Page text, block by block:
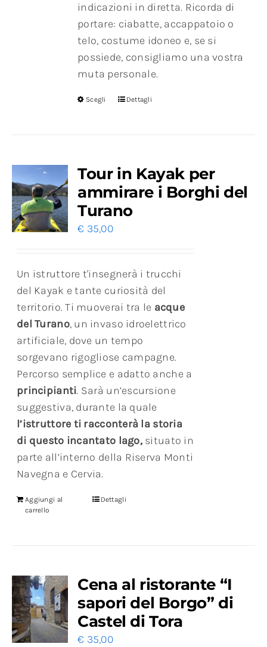
indicazioni in diretta. Ricorda di
portare: ciabatte, accappatoio o
telo, costume idoneo e, se si
possiede, consigliamo una vostra
muta personale.
Scegli Dettagli
Tour in Kayak per
ammirare i Borghi del
Turano
€ 35,00
Un istruttore t'insegnerà i trucchi
del Kayak e tante curiosità del
territorio. Ti muoverai tra le acque
del Turano, un invaso idroelettrico
artificiale, dove un tempo
sorgevano rigogliose campagne.
Percorso semplice e adatto anche a
principianti. Sarà un’escursione
suggestiva, durante la quale
l’istruttore ti racconterà la storia
di questo incantato lago, situato in
parte all’interno della Riserva Monti
Navegna e Cervia.
Aggiungi al
carrello
Dettagli
Cena al ristorante “I
sapori del Borgo” di
Castel di Tora
€ 35,00